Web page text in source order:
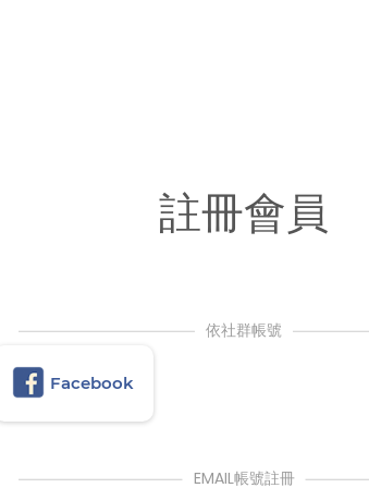
註冊會員
依社群帳號
Facebook
EMAIL帳號註冊